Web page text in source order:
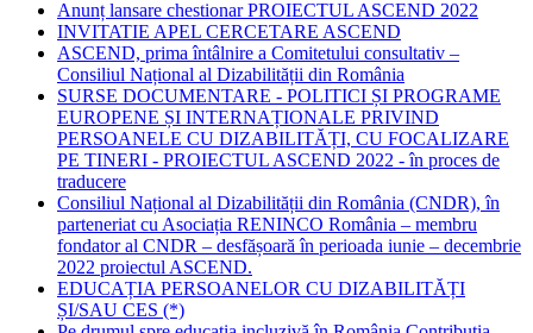
Anunț lansare chestionar PROIECTUL ASCEND 2022
INVITATIE APEL CERCETARE ASCEND
ASCEND, prima întâlnire a Comitetului consultativ –
Consiliul Național al Dizabilității din România
SURSE DOCUMENTARE - POLITICI ȘI PROGRAME
EUROPENE ȘI INTERNAȚIONALE PRIVIND
PERSOANELE CU DIZABILITĂȚI, CU FOCALIZARE
PE TINERI - PROIECTUL ASCEND 2022 - în proces de
traducere
Consiliul Național al Dizabilității din România (CNDR), în
parteneriat cu Asociația RENINCO România – membru
fondator al CNDR – desfășoară în perioada iunie – decembrie
2022 proiectul ASCEND.
EDUCAȚIA PERSOANELOR CU DIZABILITĂȚI
ȘI/SAU CES (*)